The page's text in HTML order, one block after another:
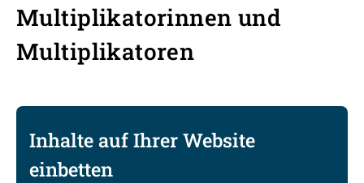
Multiplikatorinnen und
Multiplikatoren
Inhalte auf Ihrer Website
einbetten